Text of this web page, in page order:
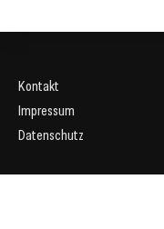
Kontakt
Impressum
Datenschutz